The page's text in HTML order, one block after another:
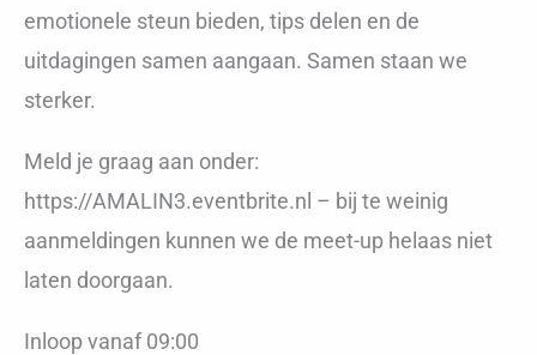
emotionele steun bieden, tips delen en de
uitdagingen samen aangaan. Samen staan we
sterker.
Meld je graag aan onder:
https://AMALIN3.eventbrite.nl – bij te weinig
aanmeldingen kunnen we de meet-up helaas niet
laten doorgaan.
Inloop vanaf 09:00